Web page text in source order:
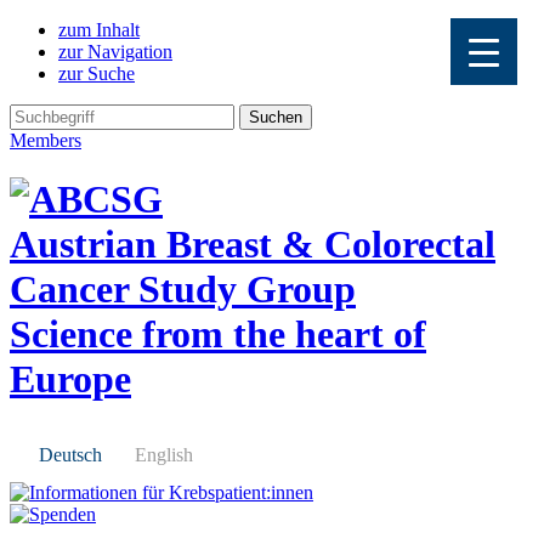
zum Inhalt
zur Navigation
zur Suche
Members
Austrian Breast & Colorectal
Cancer Study Group
Science from the heart of
Europe
Deutsch English